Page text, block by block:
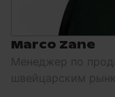
Marco Zane
Менеджер по
швейцарским